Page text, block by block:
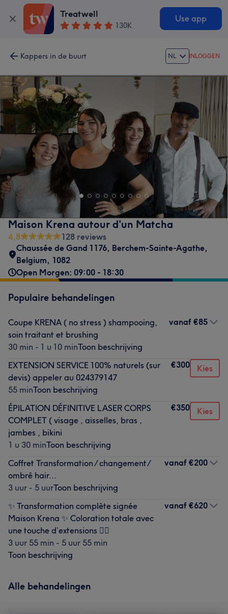
Treatwell
130K
Use app
Kappers in de buurt NL INLOGGEN
Maison Krena autour d'un Matcha
4,8
128 reviews
Chaussée de Gand 1176, Berchem-Sainte-Agathe,
Belgium, 1082
Open Morgen: 09:00 - 18:30
Populaire behandelingen
Coupe KRENA ( no stress ) shampooing,
soin traitant et brushing
30 min - 1 u 10 minToon beschrijving
vanaf €85
EXTENSION SERVICE 100% naturels (sur
devis) appeler au 024379147
55 minToon beschrijving
€300 Kies
ÉPILATION DÉFINITIVE LASER CORPS
COMPLET ( visage , aisselles, bras ,
jambes , bikini
1 u 30 minToon beschrijving
€350 Kies
Coffret Transformation / changement/
ombré hair...
3 uur - 5 uurToon beschrijving
vanaf €200
✨ Transformation complète signée
Maison Krena ✨ Coloration totale avec
une touche d’extensions 💇‍♀️
3 uur 55 min - 5 uur 55 min
Toon beschrijving
vanaf €620
Alle behandelingen